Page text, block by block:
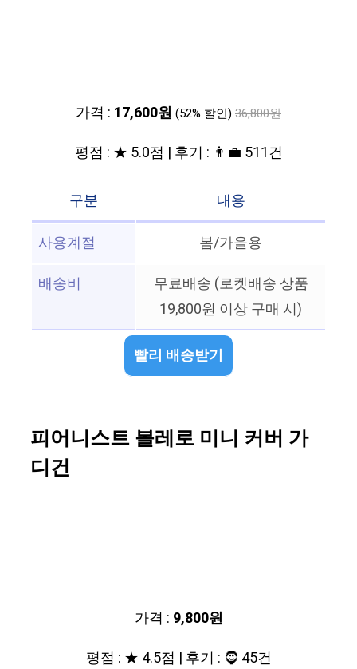
가격 : 17,600원 (52% 할인) 36,800원
평점 : ★ 5.0점 | 후기 : 👨‍💼 511건
구분
내용
사용계절
봄/가을용
배송비
무료배송 (로켓배송 상품
19,800원 이상 구매 시)
빨리 배송받기
피어니스트 볼레로 미니 커버 가
디건
가격 : 9,800원
평점 : ★ 4.5점 | 후기 : 🧔 45건